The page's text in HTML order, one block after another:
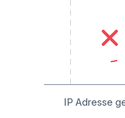
IP Adresse